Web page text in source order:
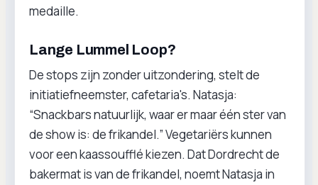
medaille.
Lange Lummel Loop?
De stops zijn zonder uitzondering, stelt de
initiatiefneemster, cafetaria's. Natasja:
“Snackbars natuurlijk, waar er maar één ster van
de show is: de frikandel.” Vegetariërs kunnen
voor een kaassoufflé kiezen. Dat Dordrecht de
bakermat is van de frikandel, noemt Natasja in